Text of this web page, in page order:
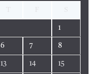
1
6 7 8
13 14 15